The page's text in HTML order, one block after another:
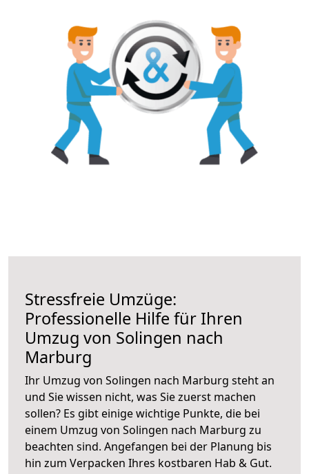
Stressfreie Umzüge:
Professionelle Hilfe für Ihren
Umzug von Solingen nach
Marburg
Ihr Umzug von Solingen nach Marburg steht an
und Sie wissen nicht, was Sie zuerst machen
sollen? Es gibt einige wichtige Punkte, die bei
einem Umzug von Solingen nach Marburg zu
beachten sind. Angefangen bei der Planung bis
hin zum Verpacken Ihres kostbaren Hab & Gut.